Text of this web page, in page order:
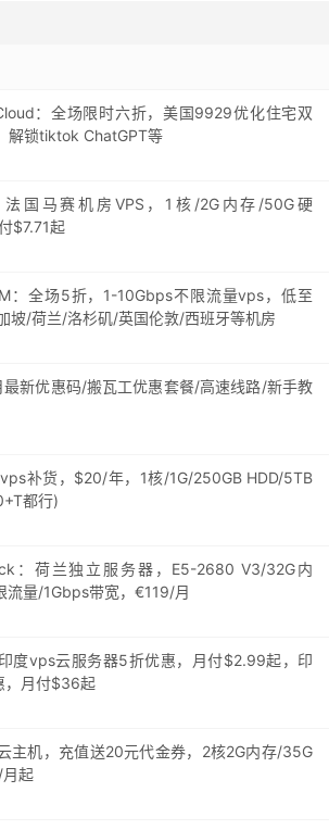
：全场限时六折，美国9929优化住宅双
解锁tiktok ChatGPT等
国马赛机房VPS，1核/2G内存/50G硬
$7.71起
：全场5折，1-10Gbps不限流量vps，低至
坡/荷兰/洛杉矶/英国伦敦/西班牙等机房
新优惠码/搬瓦工优惠套餐/高速线路/新手教
补货，$20/年，1核/1G/250GB HDD/5TB
都行)
：荷兰独立服务器，E5-2680 V3/32G内
流量/1Gbps带宽，€119/月
度vps云服务器5折优惠，月付$2.99起，印
，月付$36起
主机，充值送20元代金券，2核2G内存/35G
起